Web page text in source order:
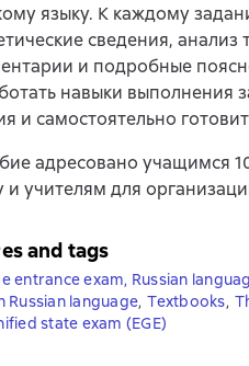
языку. К каждому
сведения,
и подробные
навыки выполнения
и самостоятельно
адресовано учащимся
и учителям для
and tags
entrance exam, Russian
Russian language, Textbooks,
state exam (EGE)